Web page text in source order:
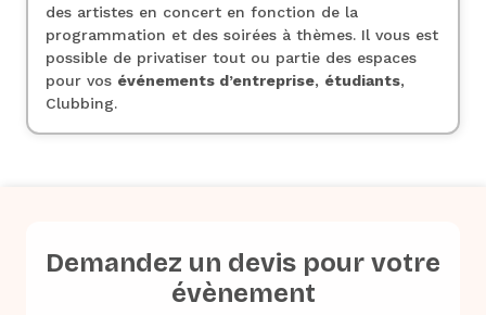
des artistes en concert en fonction de la
programmation et des soirées à thèmes. Il vous est
possible de privatiser tout ou partie des espaces
pour vos événements d’entreprise, étudiants,
Clubbing.
Demandez un devis pour votre
évènement